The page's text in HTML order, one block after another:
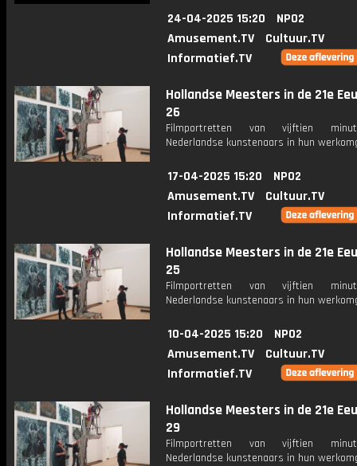
24-04-2025 15:20
NPO2
Amusement.TV
Cultuur.TV
Informatief.TV
Hollandse Meesters in de 21e
26
Filmportretten van vijftien
Nederlandse kunstenaars in hun
17-04-2025 15:20
NPO2
Amusement.TV
Cultuur.TV
Informatief.TV
Hollandse Meesters in de 21e
25
Filmportretten van vijftien
Nederlandse kunstenaars in hun
10-04-2025 15:20
NPO2
Amusement.TV
Cultuur.TV
Informatief.TV
Hollandse Meesters in de 21e
29
Filmportretten van vijftien
Nederlandse kunstenaars in hun